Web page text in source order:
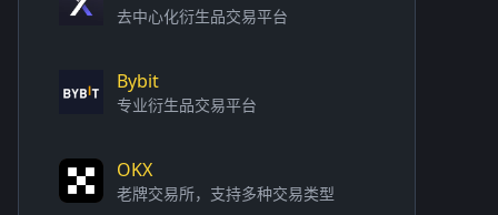
去中心化衍生品交易平台
Bybit
专业衍生品交易平台
OKX
老牌交易所，支持多种交易类型